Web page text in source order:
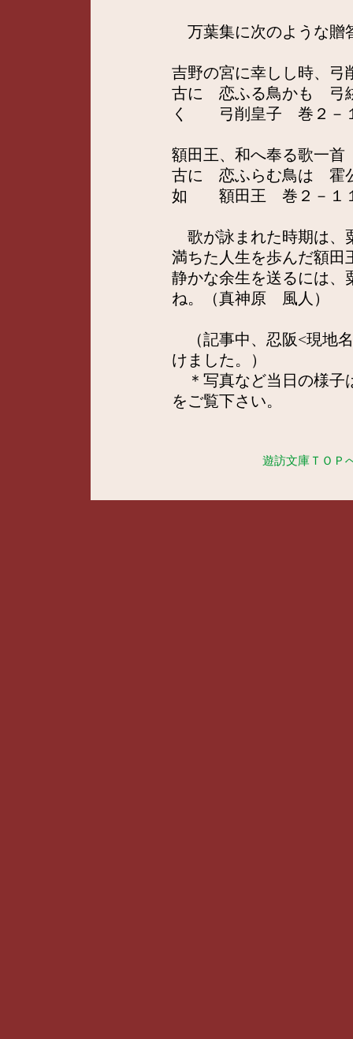
万葉集に次のような贈
吉野の宮に幸しし時、弓
古に 恋ふる鳥かも 弓
く 弓削皇子 巻２－
額田王、和へ奉る歌一首
古に 恋ふらむ鳥は 霍
如 額田王 巻２－１
歌が詠まれた時期は、
満ちた人生を歩んだ額田
静かな余生を送るには、
ね。（真神原 風人）
（記事中、忍阪<現地
けました。）
＊写真など当日の様子
をご覧下さい。
遊訪文庫ＴＯＰ